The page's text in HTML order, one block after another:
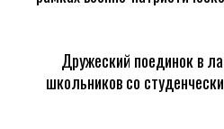
Дружеский поединок в
школьников со